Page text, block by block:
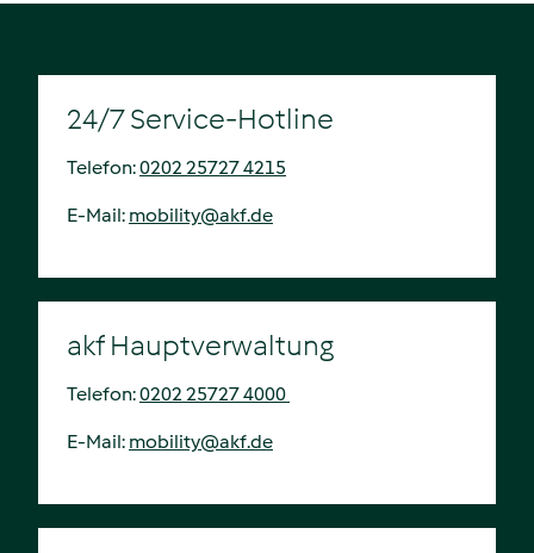
24/7 Service-Hotline
Telefon:0202 25727 4215
E-Mail: mobility@akf.de
akf Hauptverwaltung
Telefon:0202 25727 4000
E-Mail: mobility@akf.de